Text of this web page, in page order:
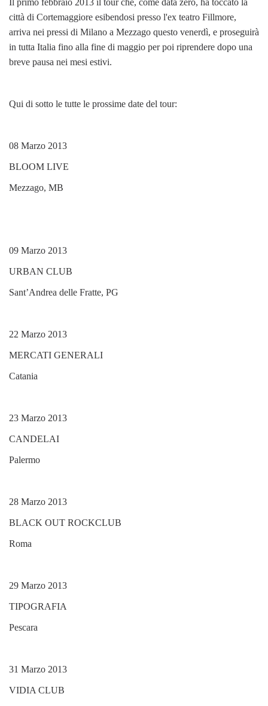
città di Cortemaggiore esibendosi presso l'ex teatro Fillmore,
arriva nei pressi di Milano a Mezzago questo venerdì, e proseguirà
in tutta Italia fino alla fine di maggio per poi riprendere dopo una
breve pausa nei mesi estivi.
Qui di sotto le tutte le prossime date del tour:
08 Marzo 2013
BLOOM LIVE
Mezzago, MB
09 Marzo 2013
URBAN CLUB
Sant’Andrea delle Fratte, PG
22 Marzo 2013
MERCATI GENERALI
Catania
23 Marzo 2013
CANDELAI
Palermo
28 Marzo 2013
BLACK OUT ROCKCLUB
Roma
29 Marzo 2013
TIPOGRAFIA
Pescara
31 Marzo 2013
VIDIA CLUB